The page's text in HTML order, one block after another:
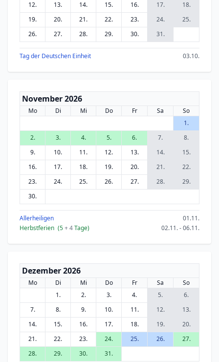
12.
13. 14. 15. 16. 17.
18.
19.
20. 21. 22. 23. 24.
25.
26.
27. 28. 29. 30. 31.
Tag der Deutschen Einheit 03.10.
November 2026
Mo Di Mi Do Fr Sa
So
1.
2.
3. 4. 5. 6. 7.
8.
9.
10. 11. 12. 13. 14.
15.
16.
17. 18. 19. 20. 21.
22.
23.
24. 25. 26. 27. 28.
29.
30.
Allerheiligen
01.11.
Herbstferien (5+ 4Tage) 02.11. - 06.11.
Dezember 2026
Mo Di Mi Do Fr Sa
So
1.
2. 3. 4. 5.
6.
7.
8. 9. 10. 11. 12.
13.
14.
15. 16. 17. 18. 19.
20.
21.
22. 23. 24. 25. 26.
27.
28.
29. 30. 31.